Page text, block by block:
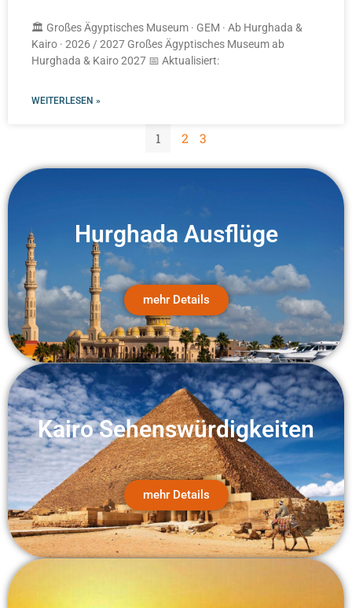
🏛️ Großes Ägyptisches Museum · GEM · Ab Hurghada &
Kairo · 2026 / 2027 Großes Ägyptisches Museum ab
Hurghada & Kairo 2027 📅 Aktualisiert:
WEITERLESEN »
1 2 3
Hurghada Ausflüge
mehr Details
Kairo Sehenswürdigkeiten
mehr Details